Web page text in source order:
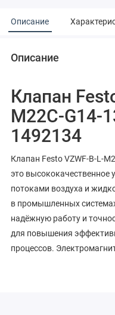
Описание
Описание
Клапан
M22C-G14-
1492134
Клапан Festo VZWF-B-L-
это высококачественное
потоками воздуха и
в промышленных
надёжную работу и
для повышения
процессов.